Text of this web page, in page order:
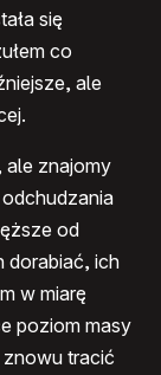
się
co
ale
ale znajomy
od
dorabiać, ich
w miarę
poziom masy
znowu tracić